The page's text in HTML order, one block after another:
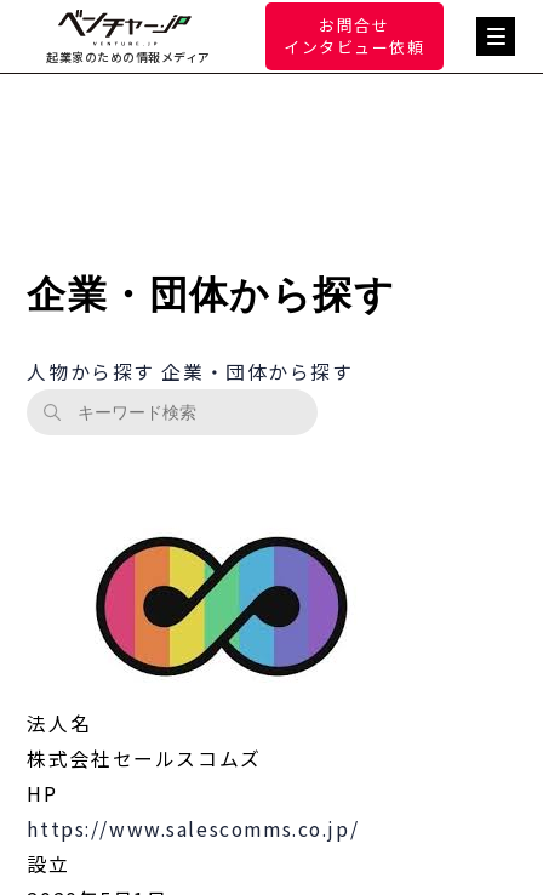
起業家のための情報メディア
お問合せ
インタビュー依頼
企業・団体から探す
人物から探す 企業・団体から探す
法人名
株式会社セールスコムズ
HP
https://www.salescomms.co.jp/
設立